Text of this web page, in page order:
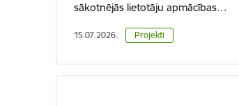
sākotnējās lietotāju apmācības…
15.07.2026. Projekti